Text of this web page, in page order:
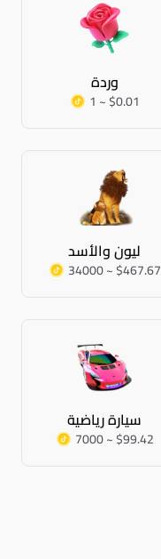
وردة
1 ~ $0.01
ليون والأسد
34000 ~ $467.67
سيارة رياضية
7000 ~ $99.42